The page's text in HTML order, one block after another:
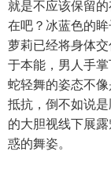
就是不应该保留的
在吧？冰蓝色的
萝莉已经将身体交
于本能，男人手
蛇轻舞的姿态不像
抵抗，倒不如说
的大胆视线下展露
惑的舞姿。